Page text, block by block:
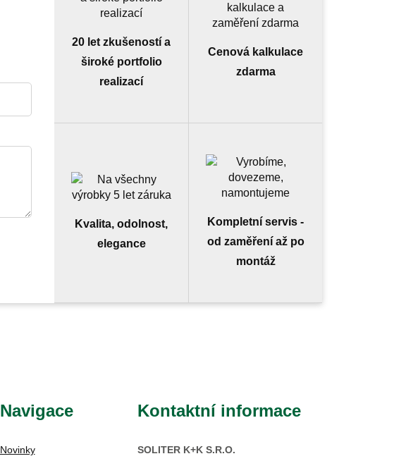
20 let zkušeností a
široké portfolio
realizací
Cenová kalkulace
zdarma
Kvalita, odolnost,
elegance
Kompletní servis -
od zaměření až po
montáž
Navigace
Novinky
Kontaktní informace
SOLITER K+K S.R.O.